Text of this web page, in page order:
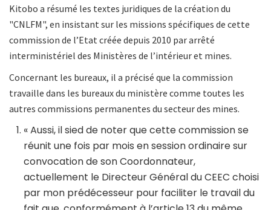
Kitobo a résumé les textes juridiques de la création du
"CNLFM", en insistant sur les missions spécifiques de cette
commission de l’Etat créée depuis 2010 par arrêté
interministériel des Ministères de l’intérieur et mines.
Concernant les bureaux, il a précisé que la commission
travaille dans les bureaux du ministère comme toutes les
autres commissions permanentes du secteur des mines.
« Aussi, il sied de noter que cette commission se
réunit une fois par mois en session ordinaire sur
convocation de son Coordonnateur,
actuellement le Directeur Général du CEEC choisi
par mon prédécesseur pour faciliter le travail du